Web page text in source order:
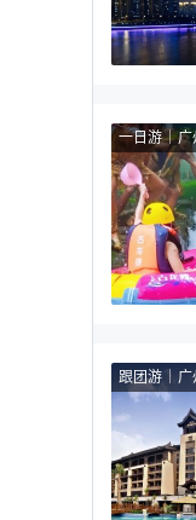
一日游 广
跟团游 广